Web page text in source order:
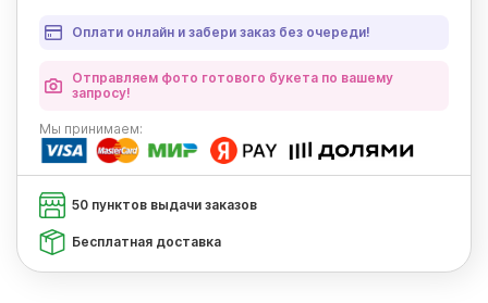
Оплати онлайн и забери заказ без очереди!
Отправляем фото готового букета по вашему
запросу!
Мы принимаем:
50 пунктов выдачи заказов
Бесплатная доставка